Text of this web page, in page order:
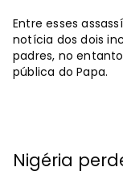
Entre esses
notícia dos dois
padres, no
pública do Papa.
Nigéria